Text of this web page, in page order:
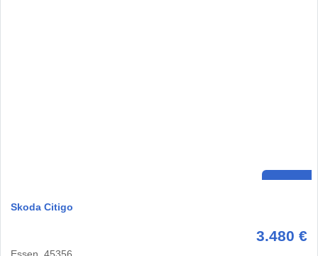
Skoda Citigo
3.480 €